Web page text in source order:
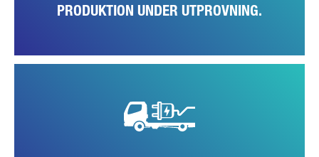
PRODUKTION UNDER UTPROVNING.
den helt eldrivna FUSO eCanter, ställer fabriken om hela den interna
logistik- och lagerflottan till lokalt utsläppsfria, eldrivna fordon.